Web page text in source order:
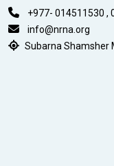
+977- 014511530 ,
info@nrna.org
Subarna Shamsher